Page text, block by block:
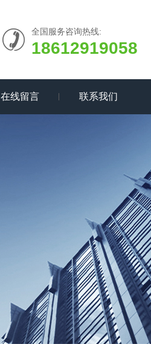
全国服务咨询热线:
18612919058
在线留言 联系我们